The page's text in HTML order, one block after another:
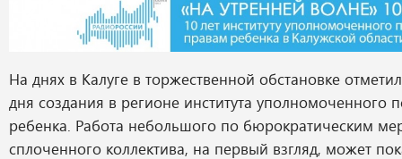
На днях в Калуге в торжественной обстановке
дня создания в регионе института уполномоченного
ребенка. Работа небольшого по бюрократическим
сплоченного коллектива, на первый взгляд, может